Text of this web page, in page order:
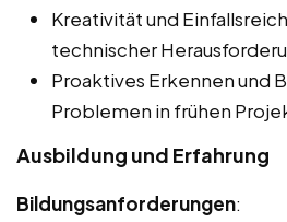
Kreativität und
technischer
Proaktives Erkennen und
Problemen in frühen
Ausbildung und Erfahrung
Bildungsanforderungen: